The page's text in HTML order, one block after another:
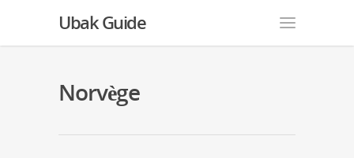
Ubak Guide
Norvège